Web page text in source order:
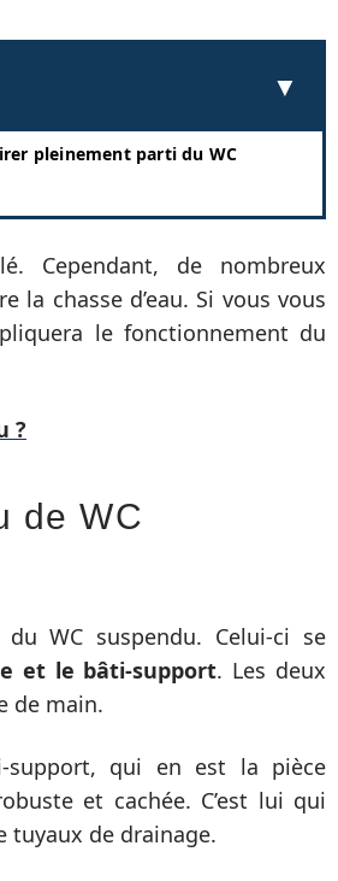
pleinement parti du WC
Cependant, de nombreux
chasse d’eau. Si vous vous
le fonctionnement du
?
de WC
WC suspendu. Celui-ci se
et le bâti-support. Les deux
de main.
support, qui en est la pièce
et cachée. C’est lui qui
tuyaux de drainage.